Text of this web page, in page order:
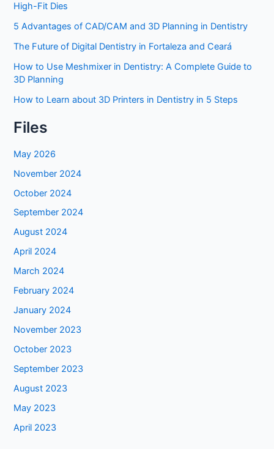
High-Fit Dies
5 Advantages of CAD/CAM and 3D Planning in Dentistry
The Future of Digital Dentistry in Fortaleza and Ceará
How to Use Meshmixer in Dentistry: A Complete Guide to
3D Planning
How to Learn about 3D Printers in Dentistry in 5 Steps
Files
May 2026
November 2024
October 2024
September 2024
August 2024
April 2024
March 2024
February 2024
January 2024
November 2023
October 2023
September 2023
August 2023
May 2023
April 2023